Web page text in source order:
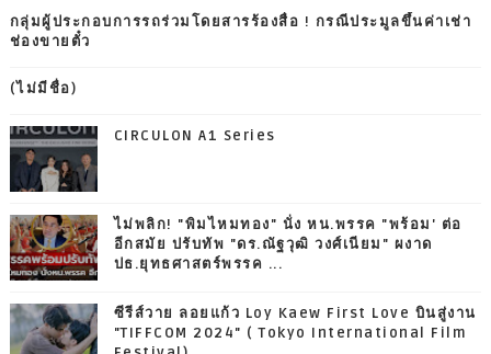
กลุ่มผู้ประกอบการรถร่วมโดยสารร้องสื่อ ! กรณีประมูลขึ้นค่าเช่า
ช่องขายตั๋ว
(ไม่มีชื่อ)
CIRCULON A1 Series
ไม่พลิก! "พิมไหมทอง" นั่ง หน.พรรค "พร้อม' ต่อ
อีกสมัย ปรับทัพ "ดร.ณัฐวุฒิ วงศ์เนียม" ผงาด
ปธ.ยุทธศาสตร์พรรค ...
ซีรีส์วาย ลอยแก้ว Loy Kaew First Love บินสู่งาน
"TIFFCOM 2024" ( Tokyo International Film